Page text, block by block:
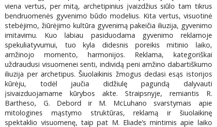
viena vertus, per mitą, archetipinius įvaizdžius siūlo tam tikrus
bendruomenės gyvenimo būdo modelius. Kita vertus, visuotinė
stebėjimo, žiūrėjimo kultūra gyvenimą pakeičia iliuzija, gyvenimo
imitavimu. Kuo labiau pasiduodama gyvenimo reklamoje
spekuliatyvumui, tuo kyla didesnis poreikis mitinio laiko,
amžinojo momento, harmonijos. Reklama, kategoriškai
uždraudusi visuomenei senti, individą peni amžino dabartiškumo
iliuzija per archetipus. Šiuolaikinis žmogus dedasi esąs istorijos
kūrėju, todėl jaučia didžiulę pagundą dalyvauti
įsivaizduojamame kūrybos akte. Straipsnyje, remiantis R.
Bartheso, G. Debord ir M. McLuhano svarstymais apie
mitologines mąstymo struktūras, reklamą ir šiuolaikinę
spektaklio visuomenę, taip pat M. Eliade’s mintimis apie laiko